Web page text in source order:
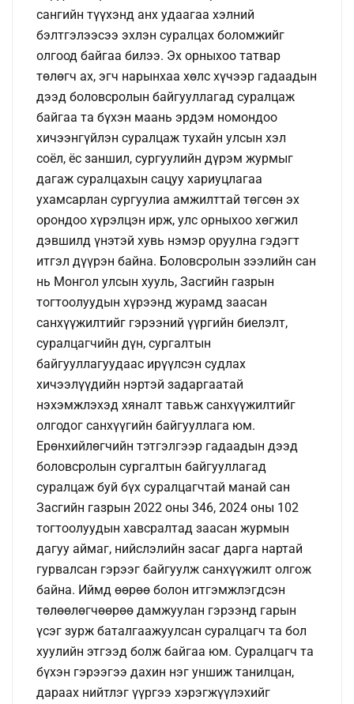
сангийн түүхэнд анх удаагаа хэлний
бэлтгэлээсээ эхлэн суралцах боломжийг
олгоод байгаа билээ. Эх орныхоо татвар
төлөгч ах, эгч нарынхаа хөлс хүчээр гадаадын
дээд боловсролын байгууллагад суралцаж
байгаа та бүхэн маань эрдэм номондоо
хичээнгүйлэн суралцаж тухайн улсын хэл
соёл, ёс заншил, сургуулийн дүрэм журмыг
дагаж суралцахын сацуу хариуцлагаа
ухамсарлан сургуулиа амжилттай төгсөн эх
орондоо хүрэлцэн ирж, улс орныхоо хөгжил
дэвшилд үнэтэй хувь нэмэр оруулна гэдэгт
итгэл дүүрэн байна. Боловсролын зээлийн сан
нь Монгол улсын хууль, Засгийн газрын
тогтоолуудын хүрээнд журамд заасан
санхүүжилтийг гэрээний үүргийн биелэлт,
суралцагчийн дүн, сургалтын
байгууллагуудаас ирүүлсэн судлах
хичээлүүдийн нэртэй задаргаатай
нэхэмжлэхэд хяналт тавьж санхүүжилтийг
олгодог санхүүгийн байгууллага юм.
Ерөнхийлөгчийн тэтгэлгээр гадаадын дээд
боловсролын сургалтын байгууллагад
суралцаж буй бүх суралцагчтай манай сан
Засгийн газрын 2022 оны 346, 2024 оны 102
тогтоолуудын хавсралтад заасан журмын
дагуу аймаг, нийслэлийн засаг дарга нартай
гурвалсан гэрээг байгуулж санхүүжилт олгож
байна. Иймд өөрөө болон итгэмжлэгдсэн
төлөөлөгчөөрөө дамжуулан гэрээнд гарын
үсэг зурж баталгаажуулсан суралцагч та бол
хуулийн этгээд болж байгаа юм. Суралцагч та
бүхэн гэрээгээ дахин нэг уншиж танилцан,
дараах нийтлэг үүргээ хэрэгжүүлэхийг